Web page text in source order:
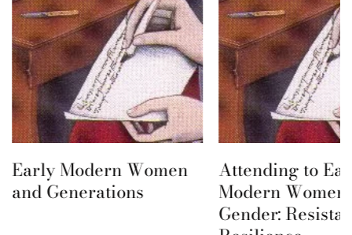
Early Modern Women
and Generations
Attending to
Modern Women
Gender: